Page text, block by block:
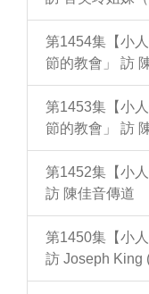
第1454集【小
節的教會」 訪
第1453集【小
節的教會」 訪
第1452集【小
訪 陳佳音傳道
第1450集【小
訪 Joseph King